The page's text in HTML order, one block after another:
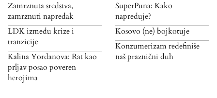
Zamrznuta sredstva,
zamrznuti napredak
LDK između krize i
tranzicije
Kalina Yordanova: Rat kao
prljav posao poveren
herojima
SuperPuna: Kako
napreduje?
Kosovo (ne) bojkotuje
Konzumerizam redefiniše
naš praznični duh